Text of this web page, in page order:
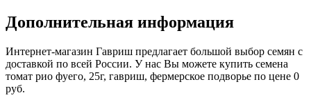
Дополнительная информация
Интернет-магазин Гавриш предлагает большой выбор семян с
доставкой по всей России. У нас Вы можете купить семена
томат рио фуего, 25г, гавриш, фермерское подворье по цене 0
руб.